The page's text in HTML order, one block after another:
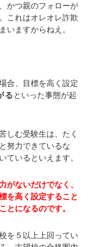
かつ親のフォローが
これはオレオレ詐欺
いますからねえ。
合、目標を高く設定
る といった事態が起
しむ受験生は、たく
努力できているな
ているといえます。
がないだけでなく、
を高く設定すること
とになるのです。
を５以上上回ってい